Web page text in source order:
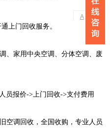
A A +
上门回收服务。
、家用中央空调、分体空调、废
员报价->上门回收->支付费用
空调回收，全国收购，专业人员